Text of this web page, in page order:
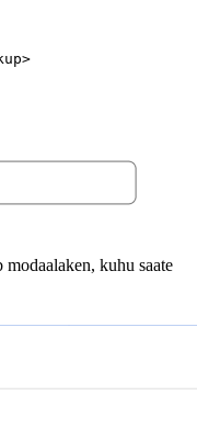
>
kuhu saate